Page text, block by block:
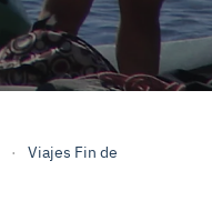
Viajes Fin de